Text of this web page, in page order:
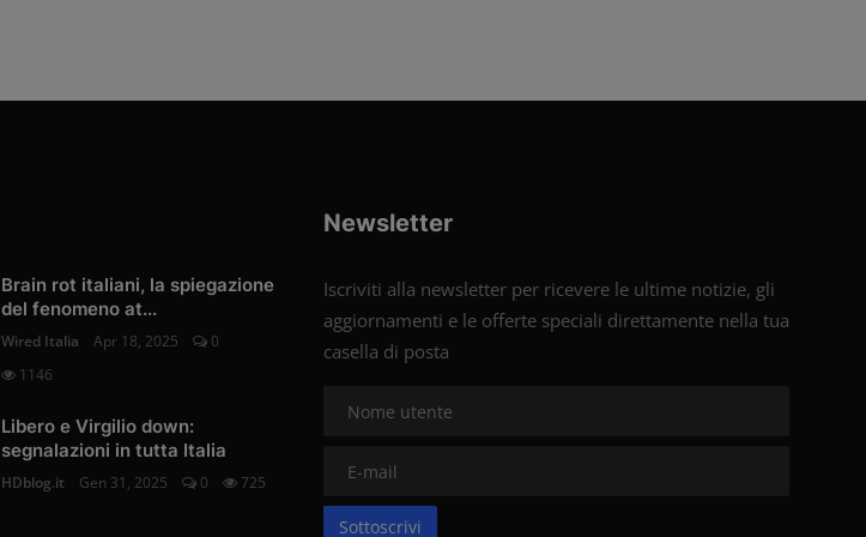
Brain rot italiani, la spiegazione
del fenomeno at...
Wired Italia Apr 18, 2025
0
1146
Libero e Virgilio down:
segnalazioni in tutta Italia
HDblog.it Gen 31, 2025 0 725
Newsletter
Iscriviti alla newsletter per ricevere le ultime notizie, gli
aggiornamenti e le offerte speciali direttamente nella tua
casella di posta
Sottoscrivi